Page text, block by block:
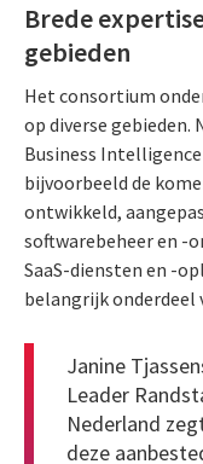
Brede
gebieden
Het consortium
op diverse gebieden.
Business
bijvoorbeeld de
ontwikkeld,
softwarebeheer en -
SaaS-diensten en -
belangrijk onderdeel
Janine
Leader
Nederland
deze